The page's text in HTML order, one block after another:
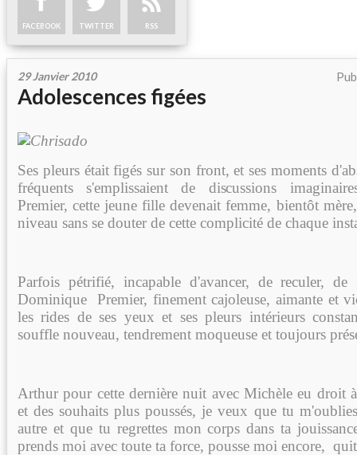
FACEBOOK TWITTER RSS
29 Janvier 2010
Adolescences figées
Ses pleurs était figés sur son front, et ses moments
fréquents s'emplissaient de discussions
Premier, cette jeune fille devenait femme, bientôt
niveau sans se douter de cette complicité de chaque
Parfois pétrifié, incapable d'avancer, de reculer,
Dominique Premier, finement cajoleuse, aimante et
les rides de ses yeux et ses pleurs intérieurs
souffle nouveau, tendrement moqueuse et toujours
Arthur pour cette dernière nuit avec Michèle eu droit
et des souhaits plus poussés, je veux que tu
autre et que tu regrettes mon corps dans ta
prends moi avec toute ta force, pousse moi encore,